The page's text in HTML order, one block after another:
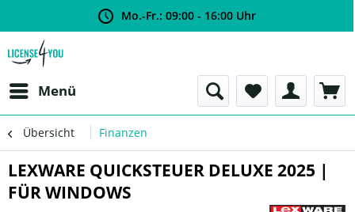
Mo.-Fr.: 09:00 - 16:00 Uhr
Menü
Übersicht Finanzen
LEXWARE QUICKSTEUER DELUXE 2025 |
FÜR WINDOWS